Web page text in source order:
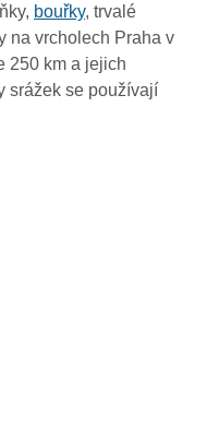
12:20
12:10
12:00
11:50
bouřky, trvalé
na vrcholech Praha v
250 km a jejich
srážek se používají